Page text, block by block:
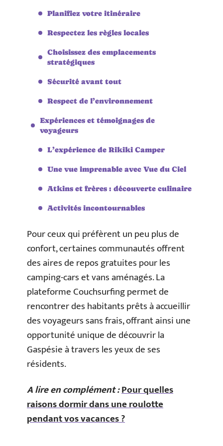
Planifiez votre itinéraire
Respectez les règles locales
Choisissez des emplacements
stratégiques
Sécurité avant tout
Respect de l’environnement
Expériences et témoignages de
voyageurs
L’expérience de Rikiki Camper
Une vue imprenable avec Vue du Ciel
Atkins et frères : découverte culinaire
Activités incontournables
Pour ceux qui préfèrent un peu plus de
confort, certaines communautés offrent
des aires de repos gratuites pour les
camping-cars et vans aménagés. La
plateforme Couchsurfing permet de
rencontrer des habitants prêts à accueillir
des voyageurs sans frais, offrant ainsi une
opportunité unique de découvrir la
Gaspésie à travers les yeux de ses
résidents.
A lire en complément :Pour quelles
raisons dormir dans une roulotte
pendant vos vacances ?